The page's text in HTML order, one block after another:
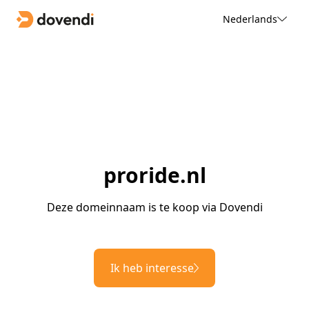
Nederlands
proride.nl
Deze domeinnaam is te koop via Dovendi
Ik heb interesse